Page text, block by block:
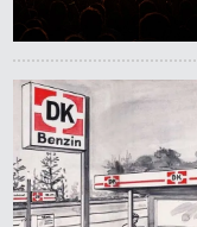
6,53 kr.
Banan